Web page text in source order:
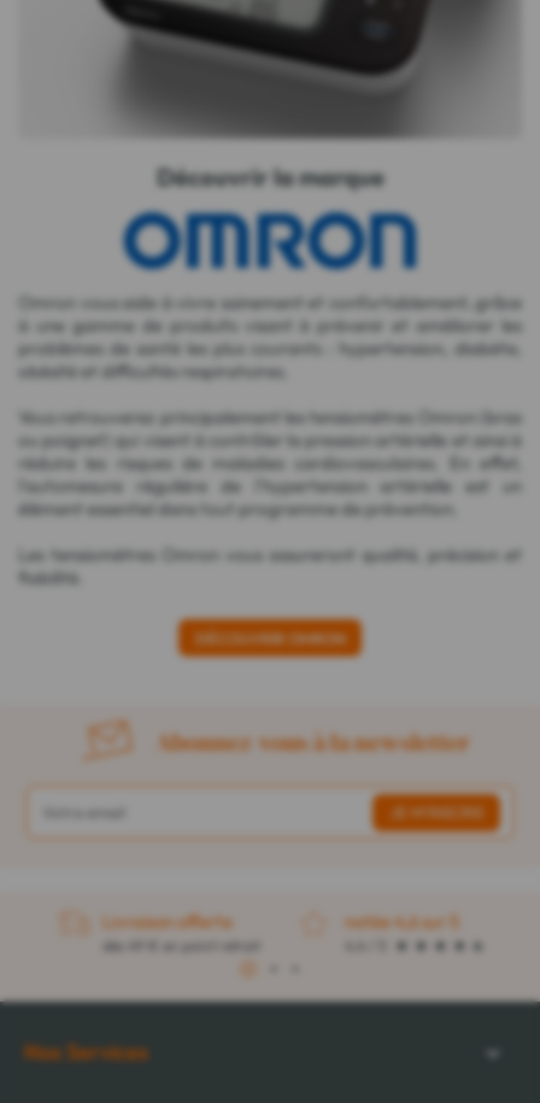
Découvrir la marque
Omron vous aide à vivre sainement et confortablement, grâce
à une gamme de produits visant à prévenir et améliorer les
problèmes de santé les plus courants : hypertension, diabète,
obésité et difficultés respiratoires.
Vous retrouverez principalement les tensiomètres Omron (bras
ou poignet) qui visent à contrôler la pression artérielle et ainsi à
réduire les risques de maladies cardiovasculaires. En effet,
l'automesure régulière de l'hypertension artérielle est un
élément essentiel dans tout programme de prévention.
Les tensiomètres Omron vous assureront qualité, précision et
fiabilité.
DÉCOUVRIR OMRON
Abonnez-vous à la newsletter
Livraison offerte
dès 49 € en point retrait
notée 4,6 sur 5
1
Nos Services